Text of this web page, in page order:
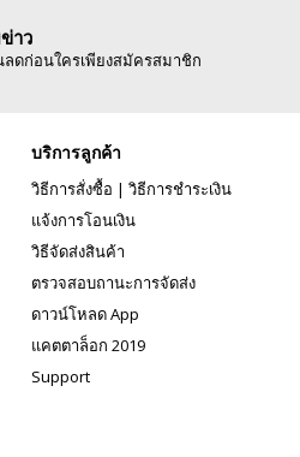
าว
ดก่อนใครเพียงสมัครสมาชิก
บริการลูกค้า
วิธีการสั่งซื้อ | วิธีการชำระเงิน
แจ้งการโอนเงิน
วิธีจัดส่งสินค้า
ตรวจสอบถานะการจัดส่ง
ดาวน์โหลด App
แคตตาล็อก 2019
Support